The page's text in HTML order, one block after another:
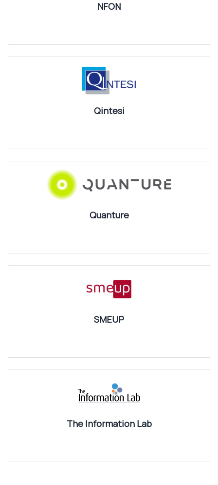
NFON
Qintesi
Quanture
SMEUP
The Information Lab